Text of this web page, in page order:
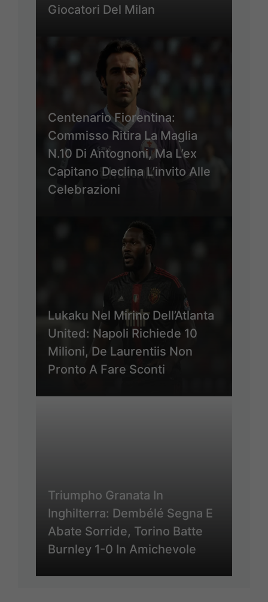
Giocatori Del Milan
Centenario Fiorentina:
Commisso Ritira La Maglia
N.10 Di Antognoni, Ma L’ex
Capitano Declina L’invito Alle
Celebrazioni
Lukaku Nel Mirino Dell’Atlanta
United: Napoli Richiede 10
Milioni, De Laurentiis Non
Pronto A Fare Sconti
Triumpho Granata In
Inghilterra: Dembélé Segna E
Abate Sorride, Torino Batte
Burnley 1-0 In Amichevole